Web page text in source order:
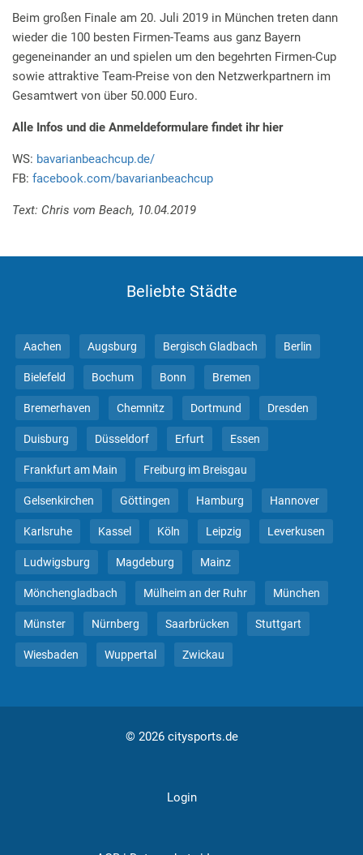
Beim großen Finale am 20. Juli 2019 in München treten dann
wieder die 100 besten Firmen-Teams aus ganz Bayern
gegeneinander an und spielen um den begehrten Firmen-Cup
sowie attraktive Team-Preise von den Netzwerkpartnern im
Gesamtwert von über 50.000 Euro.
Alle Infos und die Anmeldeformulare findet ihr hier
WS: bavarianbeachcup.de/
FB: facebook.com/bavarianbeachcup
Text: Chris vom Beach, 10.04.2019
Beliebte Städte
Aachen Augsburg Bergisch Gladbach Berlin
Bielefeld Bochum Bonn Bremen
Bremerhaven Chemnitz Dortmund Dresden
Duisburg Düsseldorf Erfurt Essen
Frankfurt am Main Freiburg im Breisgau
Gelsenkirchen Göttingen Hamburg Hannover
Karlsruhe Kassel Köln Leipzig Leverkusen
Ludwigsburg Magdeburg Mainz
Mönchengladbach Mülheim an der Ruhr München
Münster Nürnberg Saarbrücken Stuttgart
Wiesbaden Wuppertal Zwickau
© 2026 citysports.de
Login